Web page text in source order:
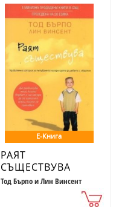
Е-Книга
РАЯТ
СЪЩЕСТВУВА
Тод Бърпо и Лин Винсент